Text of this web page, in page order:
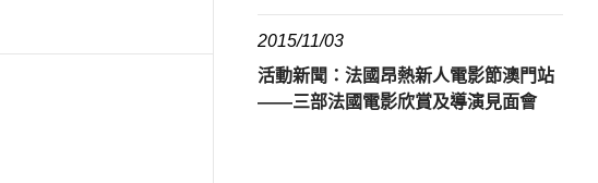
2015/11/03
活動新聞：法國昂熱新人電影節澳門站
——三部法國電影欣賞及導演見面會